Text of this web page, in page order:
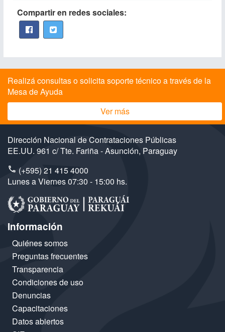
Compartir en redes sociales:
Realizá consultas o solicita soporte técnico a través de la
Mesa de Ayuda
Ver más
Dirección Nacional de Contrataciones Públicas
EE.UU. 961 c/ Tte. Fariña - Asunción, Paraguay
(+595) 21 415 4000
Lunes a Viernes 07:30 - 15:00 hs.
Información
Quiénes somos
Preguntas frecuentes
Transparencia
Condiciones de uso
Denuncias
Capacitaciones
Datos abiertos